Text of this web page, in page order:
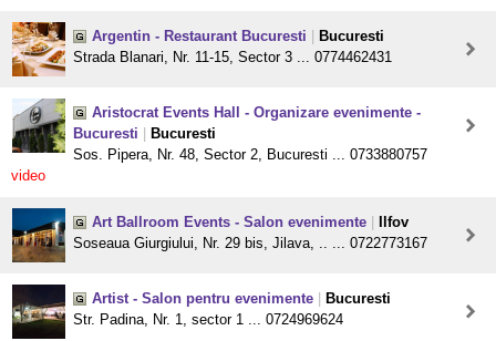
Argentin - Restaurant Bucuresti
Bucuresti
Strada Blanari, Nr. 11-15, Sector 3 ... 0774462431
Aristocrat Events Hall - Organizare evenimente -
Bucuresti
Bucuresti
Sos. Pipera, Nr. 48, Sector 2, Bucuresti ... 0733880757
video
Art Ballroom Events - Salon evenimente
Ilfov
Soseaua Giurgiului, Nr. 29 bis, Jilava, .. ... 0722773167
Artist - Salon pentru evenimente
Bucuresti
Str. Padina, Nr. 1, sector 1 ... 0724969624